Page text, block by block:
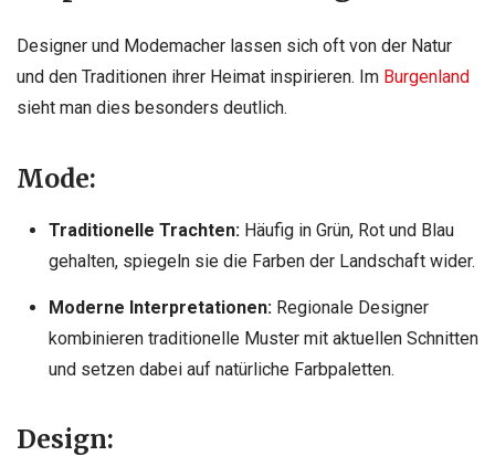
Designer und Modemacher lassen sich oft von der Natur
und den Traditionen ihrer Heimat inspirieren. Im Burgenland
sieht man dies besonders deutlich.
Mode:
Traditionelle Trachten:Häufig in Grün, Rot und Blau
gehalten, spiegeln sie die Farben der Landschaft wider.
Moderne Interpretationen:Regionale Designer
kombinieren traditionelle Muster mit aktuellen Schnitten
und setzen dabei auf natürliche Farbpaletten.
Design: